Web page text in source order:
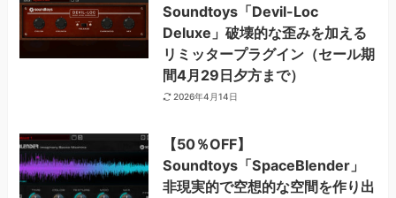
Soundtoys「Devil-Loc
Deluxe」破壊的な歪みを加える
リミッタープラグイン（セール期
間4月29日夕方まで）
2026年4月14日
【50％OFF】
Soundtoys「SpaceBlender」
非現実的で空想的な空間を作り出